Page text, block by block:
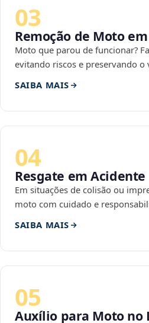
03
Remoção de Moto
Moto que parou de funcionar?
evitando riscos e preservando o
SAIBA MAIS
04
Resgate em Acidente
Em situações de colisão ou
moto com cuidado e
SAIBA MAIS
05
Auxílio para Moto no